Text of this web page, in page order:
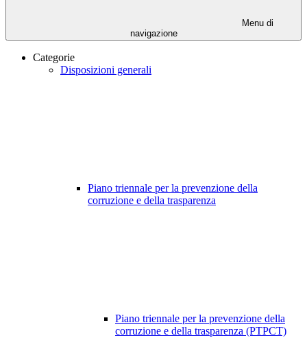
Menu di
navigazione
Categorie
Disposizioni generali
Piano triennale per la prevenzione della
corruzione e della trasparenza
Piano triennale per la prevenzione della
corruzione e della trasparenza (PTPCT)